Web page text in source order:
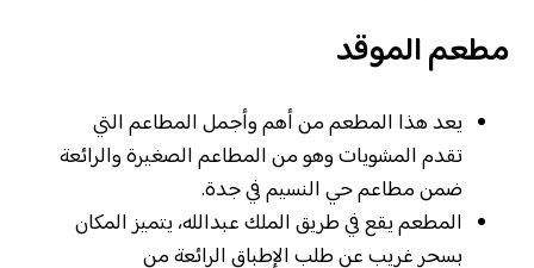
مطعم الموقد
يعد هذا المطعم من أهم وأجمل المطاعم التي
تقدم المشويات وهو من المطاعم الصغيرة والرائعة
ضمن مطاعم حي النسيم في جدة.
المطعم يقع في طريق الملك عبدالله، يتميز المكان
بسحر غريب عن طلب الإطباق الرائعة من